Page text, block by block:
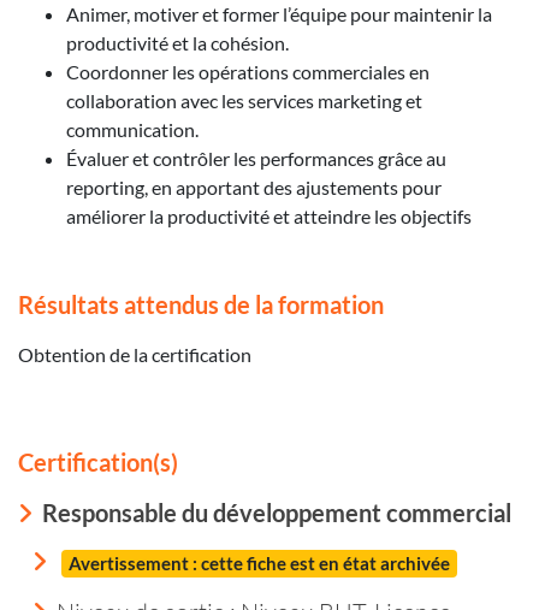
Animer, motiver et former l’équipe pour maintenir la
productivité et la cohésion.
Coordonner les opérations commerciales en
collaboration avec les services marketing et
communication.
Évaluer et contrôler les performances grâce au
reporting, en apportant des ajustements pour
améliorer la productivité et atteindre les objectifs
Résultats attendus de la formation
Obtention de la certification
Certification(s)
Responsable du développement commercial
Avertissement : cette fiche est en état archivée